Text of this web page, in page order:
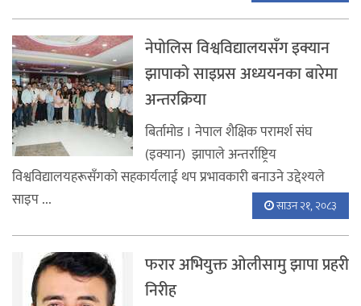
साउन २१, २०८३
नेपोलिस विश्वविद्यालयसँग इक्यान
झापाको साइप्रस अध्ययनका बारेमा
अन्तरक्रिया
बिर्तामोड । नेपाल शैक्षिक परामर्श संघ
(इक्यान) झापाले अन्तर्राष्ट्रिय
विश्वविद्यालयहरूसँगको सहकार्यलाई थप प्रभावकारी बनाउने उद्देश्यले
साइप ...
फरार अभियुक्त ओलीसामु झापा प्रहरी
निरीह